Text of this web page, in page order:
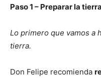
Paso 1 – Preparar la tierra
Lo primero que vamos a
tierra.
Don Felipe recomienda